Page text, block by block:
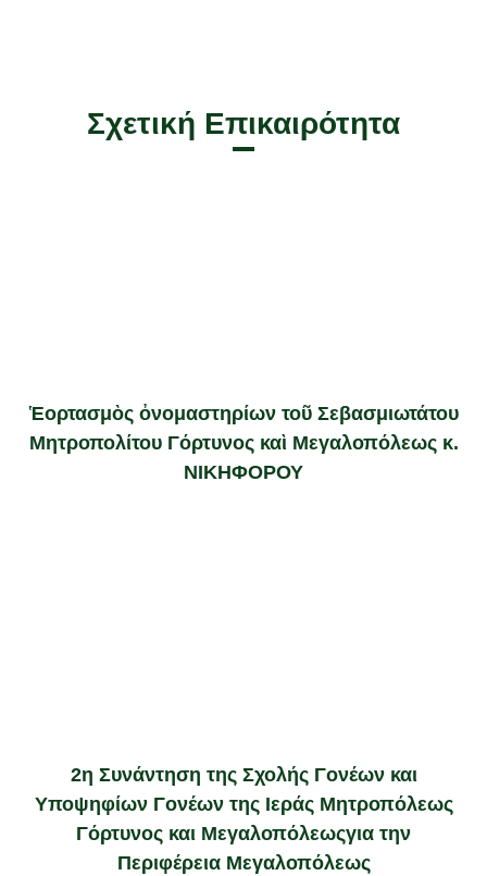
Σχετική Επικαιρότητα
Ἑορτασμὸς ὀνομαστηρίων τοῦ Σεβασμιωτάτου
Μητροπολίτου Γόρτυνος καὶ Μεγαλοπόλεως κ.
ΝΙΚΗΦΟΡΟΥ
2η Συνάντηση της Σχολής Γονέων και
Υποψηφίων Γονέων της Ιεράς Μητροπόλεως
Γόρτυνος και Μεγαλοπόλεωςγια την
Περιφέρεια Μεγαλοπόλεως